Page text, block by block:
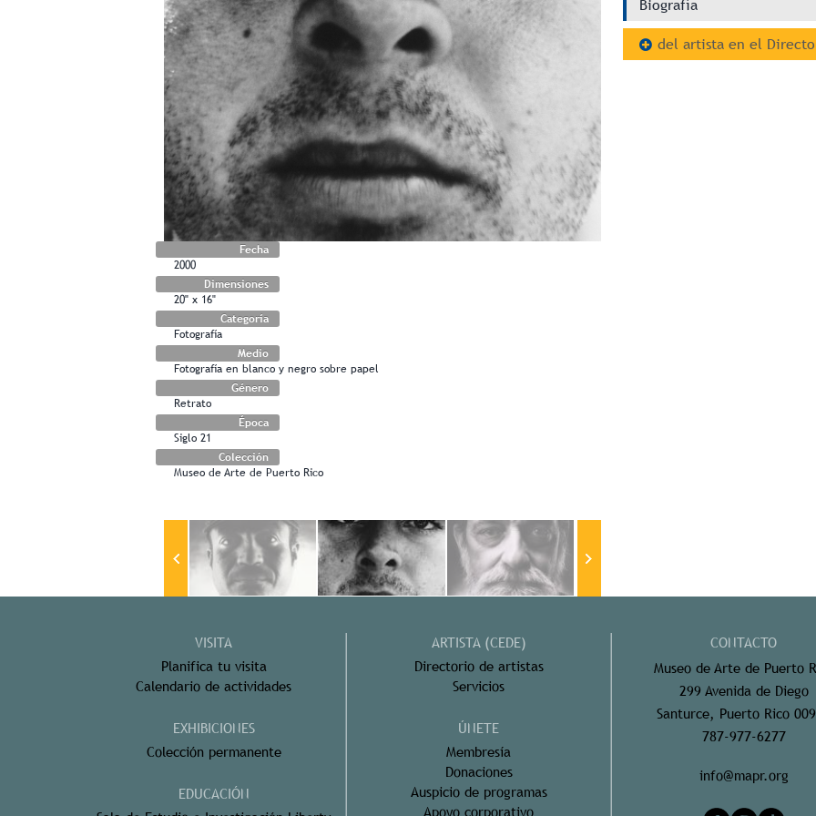
Fecha
2000
Dimensiones
20" x 16"
Categoría
Fotografía
Medio
Fotografía en blanco y negro sobre papel
Género
Retrato
Época
Siglo 21
Colección
Museo de Arte de Puerto Rico
Biografía
del artista en el
VISITA
Planifica tu visita
Calendario de actividades
EXHIBICIONES
Colección permanente
EDUCACIÓN
ARTISTA (CEDE)
Directorio de artistas
Servicios
ÚNETE
Membresía
Donaciones
Auspicio de programas
Apoyo corporativo
CONTACTO
Museo de Arte de Puerto
299 Avenida de Diego
Santurce, Puerto Rico
787-977-6277
info@mapr.org